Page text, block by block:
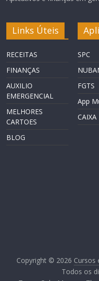
Links Úteis
RECEITAS
FINANÇAS
AUXILIO
EMERGENCIAL
MELHORES
CARTOES
BLOG
SPC
FGTS
App
CAIXA
Copyright © 2026 Cursos
Todos os